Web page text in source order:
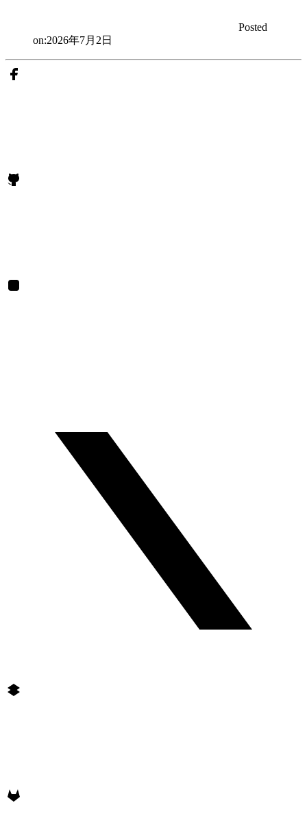
Posted
on:2026年7月2日